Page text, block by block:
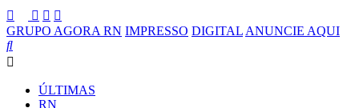
GRUPO AGORA RN IMPRESSO DIGITAL ANUNCIE AQUI
ÚLTIMAS
RN